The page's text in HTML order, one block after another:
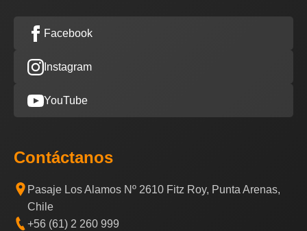
Facebook
Instagram
YouTube
Contáctanos
Pasaje Los Alamos Nº 2610 Fitz Roy, Punta Arenas,
Chile
+56 (61) 2 260 999